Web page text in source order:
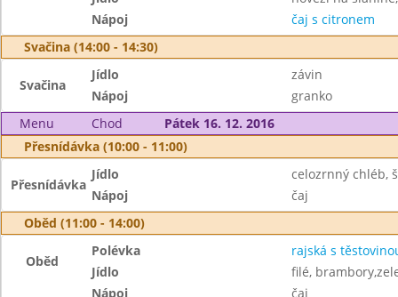
Nápoj
čaj s citronem
Svačina (14:00 - 14:30)
Svačina
Jídlo
závin
Nápoj
granko
Menu
Chod
Pátek 16. 12. 2016
Přesnídávka (10:00 - 11:00)
Přesnídávka
Jídlo
celozrnný chléb,
Nápoj
čaj
Oběd (11:00 - 14:00)
Oběd
Polévka
rajská s
Jídlo
filé,
Nápoj
čaj